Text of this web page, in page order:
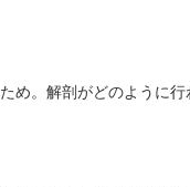
め。解剖がどのように行